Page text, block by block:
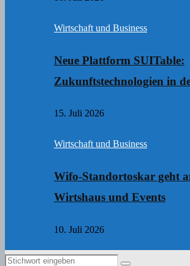
Wirtschaft und Business
Neue Plattform SUITable:
Zukunftstechnologien in
15. Juli 2026
Wirtschaft und Business
Wifo-Standortoskar geht
Wirtshaus und Events
10. Juli 2026
Search